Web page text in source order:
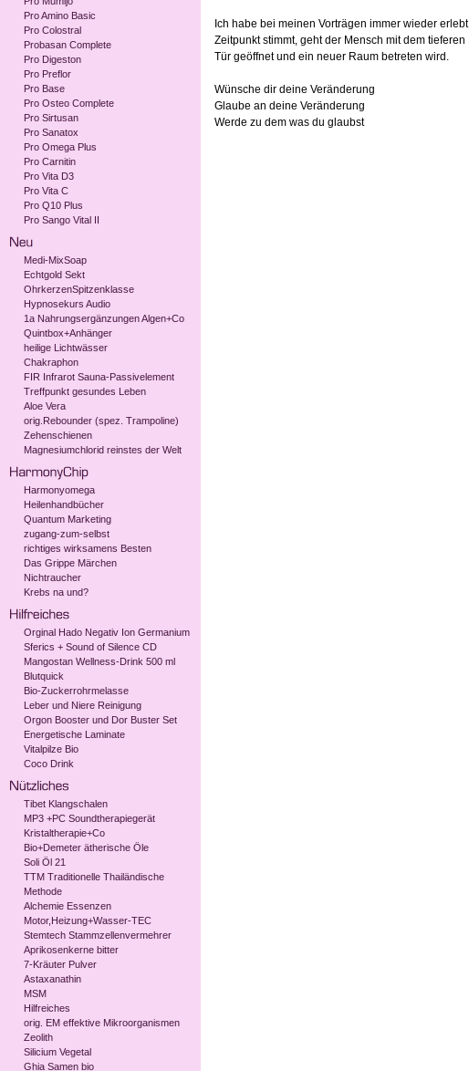
Pro Amino Basic
Pro Colostral
Probasan Complete
Pro Digeston
Pro Preflor
Pro Base
Pro Osteo Complete
Pro Sirtusan
Pro Sanatox
Pro Omega Plus
Pro Carnitin
Pro Vita D3
Pro Vita C
Pro Q10 Plus
Pro Sango Vital II
Medi-MixSoap
Echtgold Sekt
OhrkerzenSpitzenklasse
Hypnosekurs Audio
1a Nahrungsergänzungen Algen+Co
Quintbox+Anhänger
heilige Lichtwässer
Chakraphon
FIR Infrarot Sauna-Passivelement
Treffpunkt gesundes Leben
Aloe Vera
orig.Rebounder (spez. Trampoline)
Zehenschienen
Magnesiumchlorid reinstes der Welt
Harmonyomega
Heilenhandbücher
Quantum Marketing
zugang-zum-selbst
richtiges wirksamens Besten
Das Grippe Märchen
Nichtraucher
Krebs na und?
Orginal Hado Negativ Ion Germanium
Sferics + Sound of Silence CD
Mangostan Wellness-Drink 500 ml
Blutquick
Bio-Zuckerrohrmelasse
Leber und Niere Reinigung
Orgon Booster und Dor Buster Set
Energetische Laminate
Vitalpilze Bio
Coco Drink
Tibet Klangschalen
MP3 +PC Soundtherapiegerät
Kristaltherapie+Co
Bio+Demeter ätherische Öle
Soli Öl 21
TTM Traditionelle Thailändische
Methode
Alchemie Essenzen
Motor,Heizung+Wasser-TEC
Stemtech Stammzellenvermehrer
Aprikosenkerne bitter
7-Kräuter Pulver
Astaxanathin
MSM
Hilfreiches
orig. EM effektive Mikroorganismen
Zeolith
Silicium Vegetal
Ghia Samen bio
Ich habe bei meinen Vorträgen immer wieder
Zeitpunkt stimmt, geht der Mensch mit dem
Tür geöffnet und ein neuer Raum betreten wird.
Wünsche dir deine Veränderung
Glaube an deine Veränderung
Werde zu dem was du glaubst